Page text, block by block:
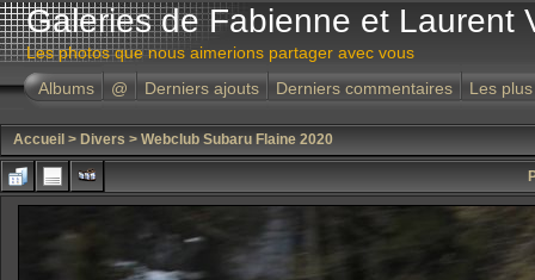
Galeries de Fabienne et Laurent
Les photos que nous aimerions partager avec vous
Albums
@ Derniers ajouts Derniers commentaires Les
Accueil > Divers > Webclub Subaru Flaine 2020